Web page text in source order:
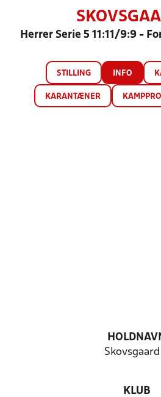
Herrer Serie 5 11:11/9:9 -
STILLING INFO
KARANTÆNER
Skovsgaard
KLUB